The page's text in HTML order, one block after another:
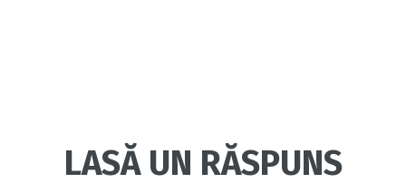
LASĂ UN RĂSPUNS